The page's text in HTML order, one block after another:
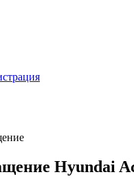
Hyundai